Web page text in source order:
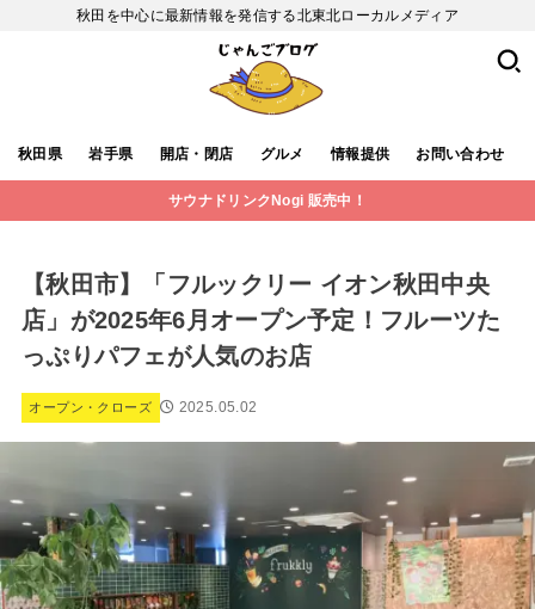
秋田を中心に最新情報を発信する北東北ローカルメディア
秋田県 岩手県 開店・閉店 グルメ 情報提供 お問い合わせ
サウナドリンクNogi 販売中！
【秋田市】「フルックリー イオン秋田中央
店」が2025年6月オープン予定！フルーツた
っぷりパフェが人気のお店
オープン・クローズ 2025.05.02